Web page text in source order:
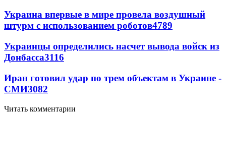
Украина впервые в мире провела воздушный
штурм с использованием роботов4789
Украинцы определились насчет вывода войск из
Донбасса3116
Иран готовил удар по трем объектам в Украине -
СМИ3082
Читать комментарии